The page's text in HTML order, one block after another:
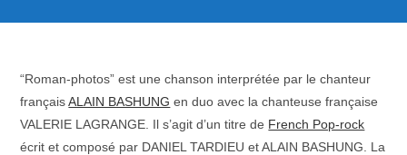
“Roman-photos” est une chanson interprétée par le chanteur
françaisALAIN BASHUNG en duo avec la chanteuse française
VALERIE LAGRANGE. Il s’agit d’un titre de French Pop-rock
écrit et composé par DANIEL TARDIEU et ALAIN BASHUNG. La